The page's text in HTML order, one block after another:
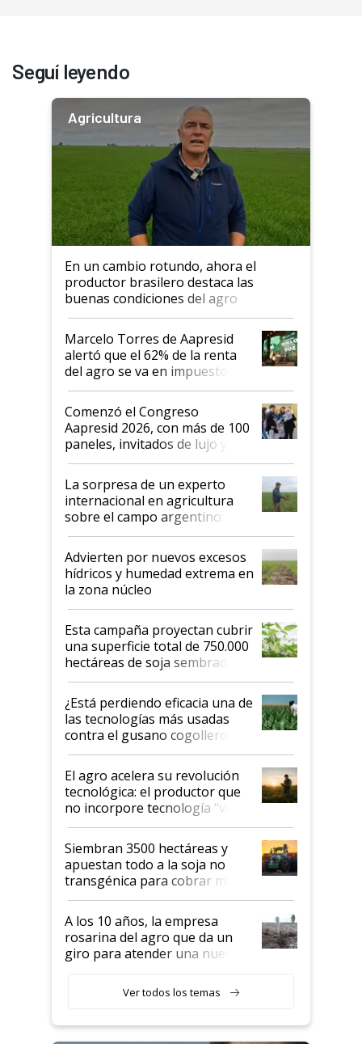
Seguí leyendo
Agricultura
En un cambio rotundo, ahora el
productor brasilero destaca las
buenas condiciones del agro
argentino para invertir: "Los veo
más motivados"
Marcelo Torres de Aapresid
alertó que el 62% de la renta
del agro se va en impuestos:
"No es bueno que en
Argentina se sigan discutiendo
las mismas cosas de hace 50
años"
Comenzó el Congreso
Aapresid 2026, con más de 100
paneles, invitados de lujo y
todas las tendencias
La sorpresa de un experto
internacional en agricultura
sobre el campo argentino:
"Estoy muy impresionado"
Advierten por nuevos excesos
hídricos y humedad extrema en
la zona núcleo
Esta campaña proyectan cubrir
una superficie total de 750.000
hectáreas de soja sembradas
con una nueva generación de
variedades que marcan un
salto tecnológico en genética y
rendimiento
¿Está perdiendo eficacia una de
las tecnologías más usadas
contra el gusano cogollero? El
desafío de una tecnología clave
El agro acelera su revolución
tecnológica: el productor que
no incorpore tecnología "va a
perder el tren"
Siembran 3500 hectáreas y
apuestan todo a la soja no
transgénica para cobrar más
por tonelada: compraron un
semillero
A los 10 años, la empresa
rosarina del agro que da un
giro para atender una nueva
Ver todos los temas